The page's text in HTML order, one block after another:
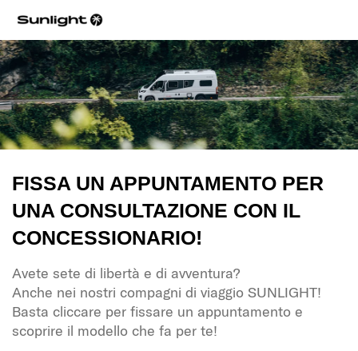
FISSA UN APPUNTAMENTO PER
UNA CONSULTAZIONE CON IL
CONCESSIONARIO!
Avete sete di libertà e di avventura?
Anche nei nostri compagni di viaggio SUNLIGHT!
Basta cliccare per fissare un appuntamento e
scoprire il modello che fa per te!